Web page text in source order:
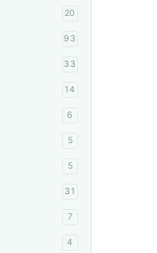
20
93
33
14
6
5
5
31
7
4